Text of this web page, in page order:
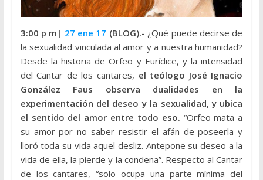
3:00 p m| 27 ene 17 (BLOG).- ¿Qué puede decirse de
la sexualidad vinculada al amor y a nuestra humanidad?
Desde la historia de Orfeo y Eurídice, y la intensidad
del Cantar de los cantares, el teólogo José Ignacio
González Faus observa dualidades en la
experimentación del deseo y la sexualidad, y ubica
el sentido del amor entre todo eso. “Orfeo mata a
su amor por no saber resistir el afán de poseerla y
lloró toda su vida aquel desliz. Antepone su deseo a la
vida de ella, la pierde y la condena”. Respecto al Cantar
de los cantares, “solo ocupa una parte mínima del